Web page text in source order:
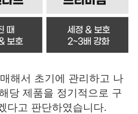
해서 초기에 관리하고 나
당 제품을 정기적으로 구
다고 판단하였습니다.